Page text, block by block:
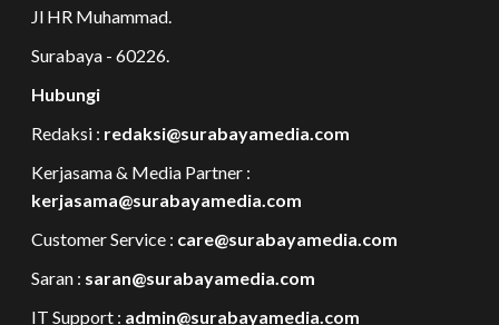
Jl HR Muhammad.
Surabaya - 60226.
Hubungi
Redaksi : redaksi@surabayamedia.com
Kerjasama & Media Partner :
kerjasama@surabayamedia.com
Customer Service : care@surabayamedia.com
Saran : saran@surabayamedia.com
IT Support : admin@surabayamedia.com